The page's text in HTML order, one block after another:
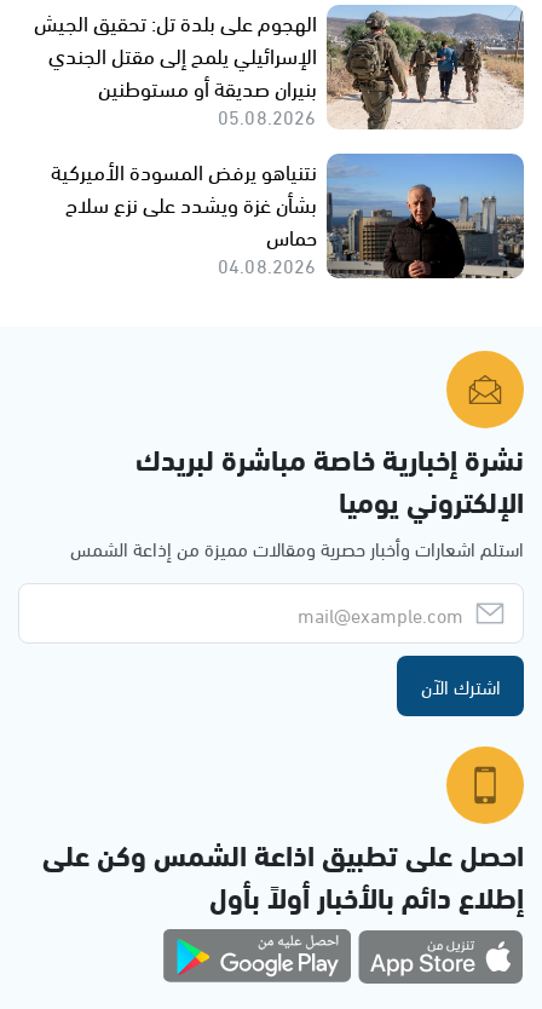
الهجوم على بلدة تل: تحقيق الجيش
الإسرائيلي يلمح إلى مقتل الجندي
بنيران صديقة أو مستوطنين
05.08.2026
نتنياهو يرفض المسودة الأميركية
بشأن غزة ويشدد على نزع سلاح
حماس
04.08.2026
نشرة إخبارية خاصة مباشرة لبريدك
الإلكتروني يوميا
استلم اشعارات وأخبار حصرية ومقالات مميزة من إذاعة الشمس
اشترك الآن
احصل على تطبيق اذاعة الشمس وكن على
إطلاع دائم بالأخبار أولاً بأول